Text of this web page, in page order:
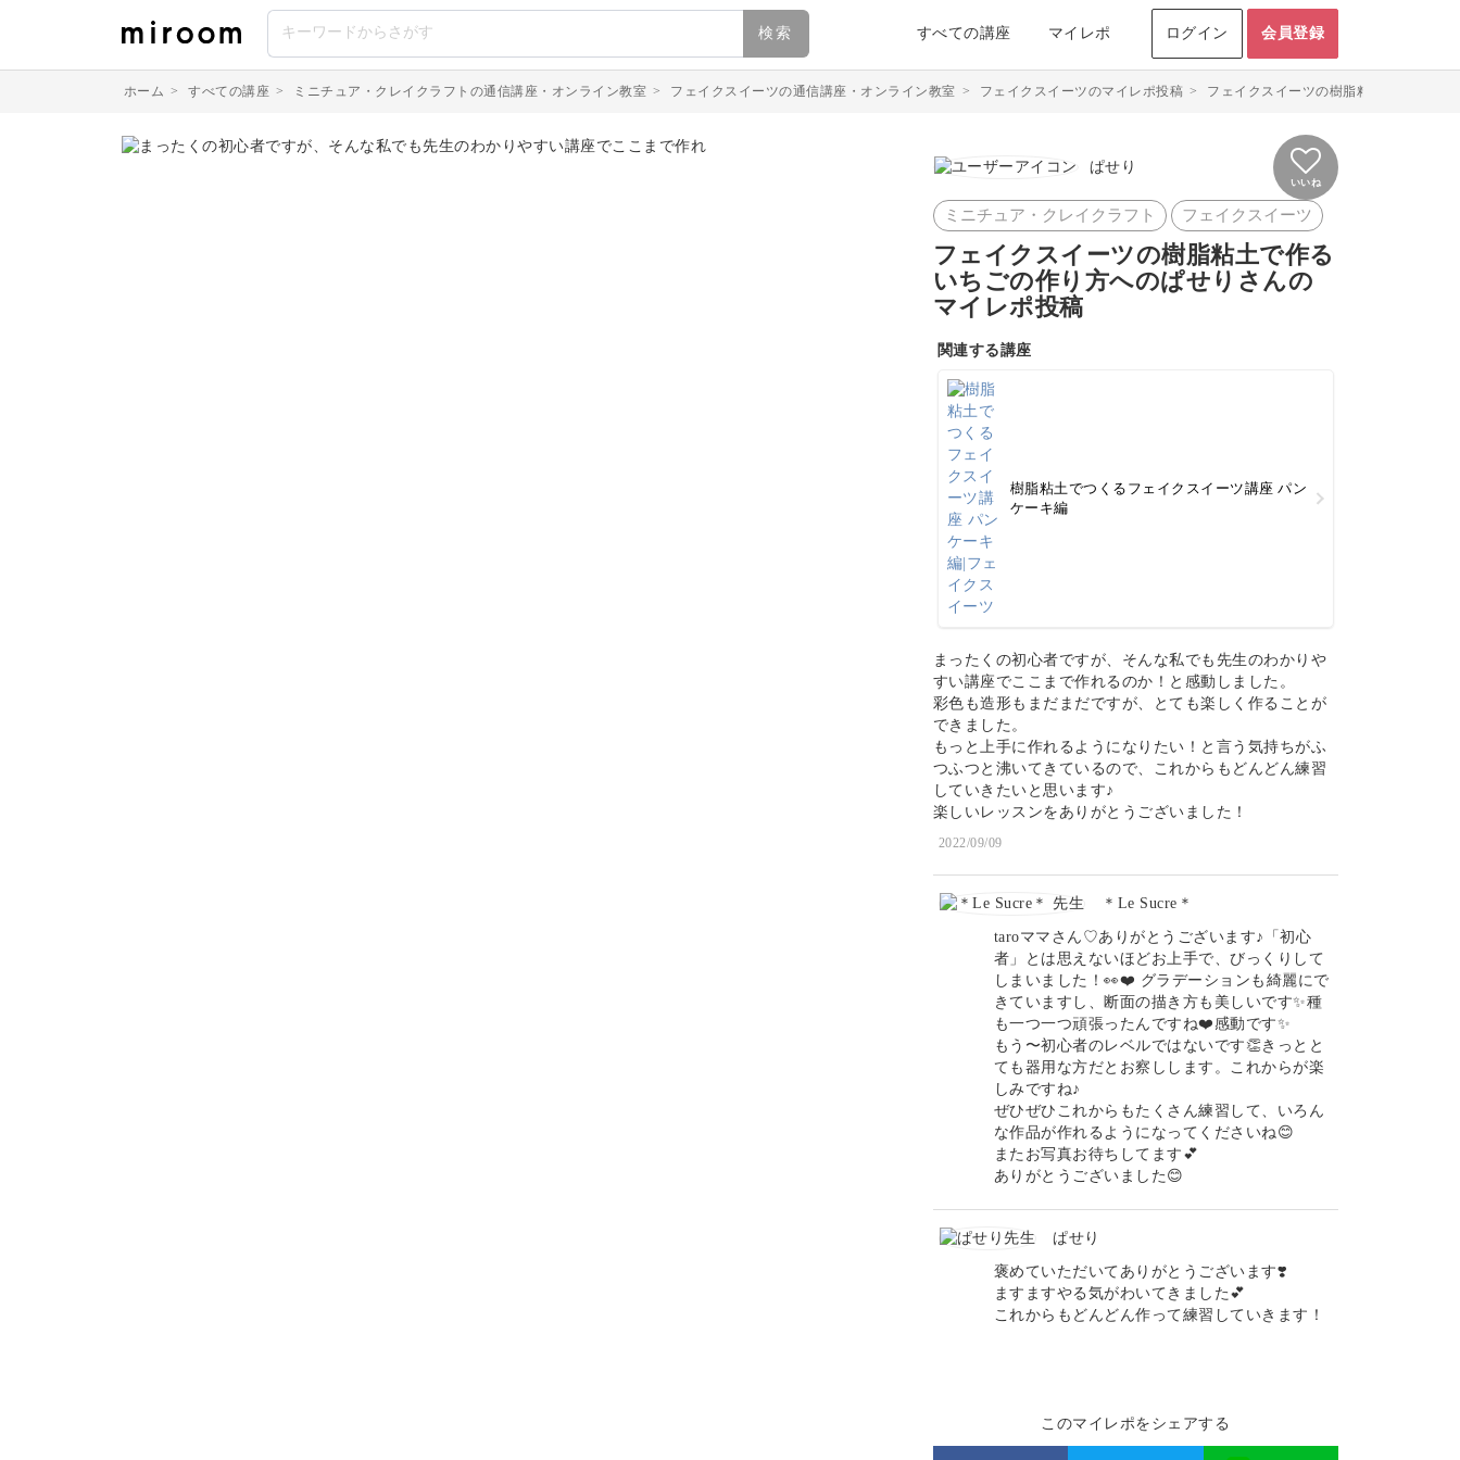
検索 すべての講座 マイレポ ログイン 会員登録
ホーム > すべての講座 > ミニチュア・クレイクラフトの通信講座・オンライン教室 > フェイクスイーツの通信講座・オンライン教室 > フェイクスイーツのマイレポ投稿 > フェイクスイーツの樹脂粘土で作る い
ぱせり
いいね
ミニチュア・クレイクラフト フェイクスイーツ
フェイクスイーツの樹脂粘土で作る
いちごの作り方へのぱせりさんの
マイレポ投稿
関連する講座
樹脂粘土でつくるフェイクスイーツ講座 パン
ケーキ編
まったくの初心者ですが、そんな私でも先生のわかりや
すい講座でここまで作れるのか！と感動しました。
彩色も造形もまだまだですが、とても楽しく作ることが
できました。
もっと上手に作れるようになりたい！と言う気持ちがふ
つふつと沸いてきているので、これからもどんどん練習
していきたいと思います♪
楽しいレッスンをありがとうございました！
2022/09/09
＊Le Sucre＊
taroママさん♡ありがとうございます♪「初心
者」とは思えないほどお上手で、びっくりして
しまいました！👀❤️ グラデーションも綺麗にで
きていますし、断面の描き方も美しいです✨種
も一つ一つ頑張ったんですね❤️感動です✨
もう〜初心者のレベルではないです👏きっとと
ても器用な方だとお察しします。これからが楽
しみですね♪
ぜひぜひこれからもたくさん練習して、いろん
な作品が作れるようになってくださいね😊
またお写真お待ちしてます💕
ありがとうございました😊
ぱせり
褒めていただいてありがとうございます❣️
ますますやる気がわいてきました💕
これからもどんどん作って練習していきます！
このマイレポをシェアする